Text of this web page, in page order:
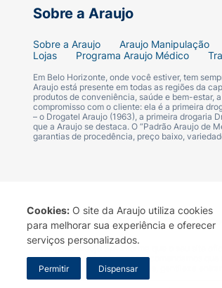
Cookies: O site da Araujo utiliza cookies
para melhorar sua experiência e oferecer
serviços personalizados.
Permitir Dispensar
Sobre a Araujo
Sobre a Araujo Araujo Manipulação
Lojas
Programa Araujo Médico
Em Belo Horizonte, onde você estiver, tem
Araujo está presente em todas as regiões da
produtos de conveniência, saúde e bem-estar,
compromisso com o cliente: ela é a primeira
– o Drogatel Araujo (1963), a primeira drogaria
que a Araujo se destaca. O “Padrão Araujo de
garantias de procedência, preço baixo,
Termo de Uso Portal da Privacidade
A Drogaria Araujo S/A informa que o seu site
marca. Para sua segurança recomendamos
Araujo S.A. Em caso de dúvidas, gentileza